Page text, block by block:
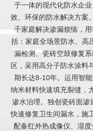
于一体的现代化防水企
效、环保的防水解决方案
千家庭解决渗漏烦恼，
括：家庭全场景防水、高
漏检测、瓷砖空鼓修复
区，采用高分子防水涂料
期长达8-10年。运用智
纳米材料快速填充裂缝，
渗水治理。独创瓷砖面
快速修复卫生间漏水，施
配备红外热成像仪、湿